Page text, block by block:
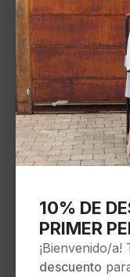
10% DE
PRIMER
¡Bienvenido/a!
descuento